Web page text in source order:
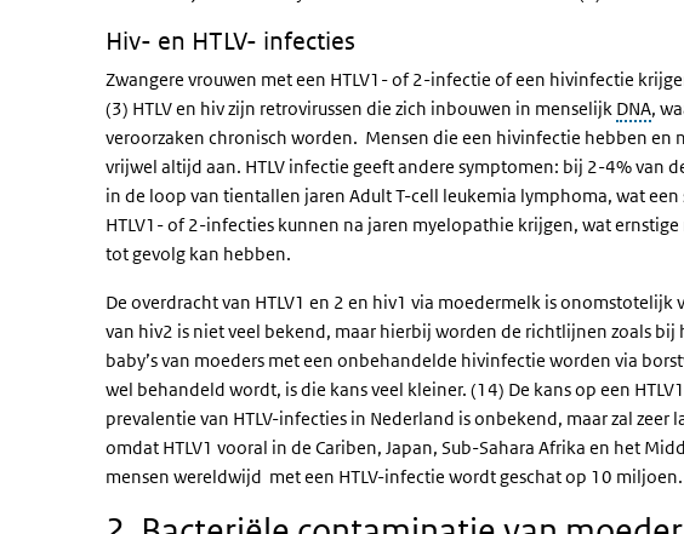
Hiv- en HTLV- infecties
Zwangere vrouwen met een HTLV1- of 2-infectie of een hivinfectie
(3) HTLV en hiv zijn retrovirussen die zich inbouwen in menselijk DNA,
veroorzaken chronisch worden. Mensen die een hivinfectie hebben
vrijwel altijd aan. HTLV infectie geeft andere symptomen: bij 2-4% van
in de loop van tientallen jaren Adult T-cell leukemia lymphoma, wat
HTLV1- of 2-infecties kunnen na jaren myelopathie krijgen, wat
tot gevolg kan hebben.
De overdracht van HTLV1 en 2 en hiv1 via moedermelk is onomstotelijk
van hiv2 is niet veel bekend, maar hierbij worden de richtlijnen zoals bij
baby’s van moeders met een onbehandelde hivinfectie worden via
wel behandeld wordt, is die kans veel kleiner. (14) De kans op een
prevalentie van HTLV-infecties in Nederland is onbekend, maar zal
omdat HTLV1 vooral in de Cariben, Japan, Sub-Sahara Afrika en het
mensen wereldwijd met een HTLV-infectie wordt geschat op 10 miljoen.